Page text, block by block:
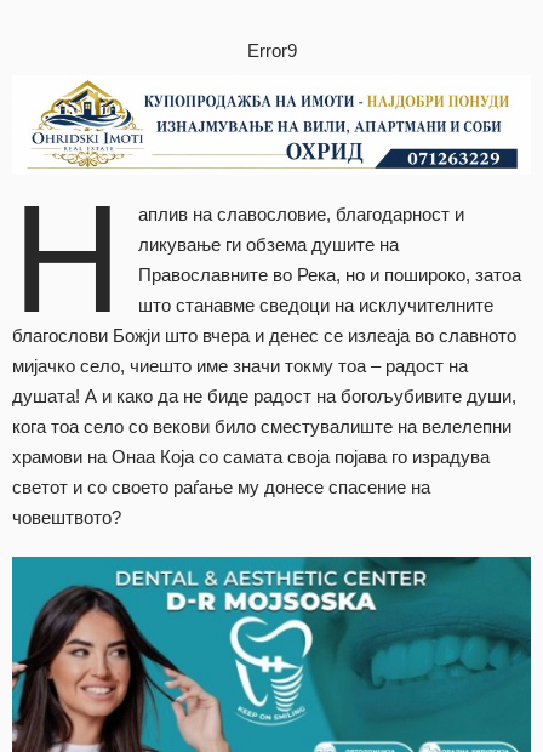
Error9
Н
аплив на славословие, благодарност и
ликување ги обзема душите на
Православните во Река, но и пошироко, затоа
што станавме сведоци на исклучителните
благослови Божји што вчера и денес се излеаја во славното
мијачко село, чиешто име значи токму тоа – радост на
душата! А и како да не биде радост на богољубивите души,
кога тоа село со векови било сместувалиште на велелепни
храмови на Онаа Која со самата своја појава го израдува
светот и со своето раѓање му донесе спасение на
човештвото?